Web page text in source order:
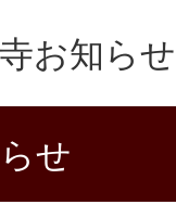
お知らせ
せ